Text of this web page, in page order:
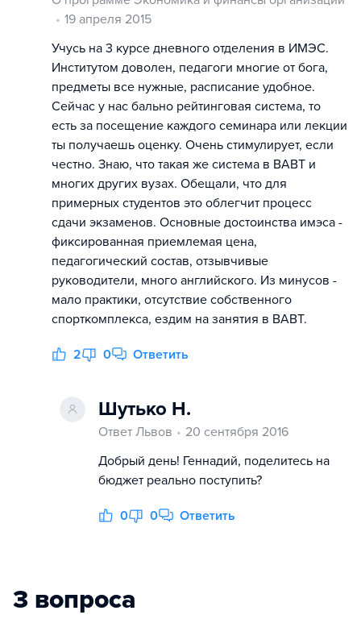
19 апреля 2015
Учусь на 3 курсе дневного отделения в ИМЭС.
Институтом доволен, педагоги многие от бога,
предметы все нужные, расписание удобное.
Сейчас у нас бально рейтинговая система, то
есть за посещение каждого семинара или лекции
ты получаешь оценку. Очень стимулирует, если
честно. Знаю, что такая же система в ВАВТ и
многих других вузах. Обещали, что для
примерных студентов это облегчит процесс
сдачи экзаменов. Основные достоинства имэса -
фиксированная приемлемая цена,
педагогический состав, отзывчивые
руководители, много английского. Из минусов -
мало практики, отсутствие собственного
спорткомплекса, ездим на занятия в ВАВТ.
2 0 Ответить
Шутько Н.
Ответ Львов
20 сентября 2016
Добрый день! Геннадий, поделитесь на
бюджет реально поступить?
0 0 Ответить
3 вопроса